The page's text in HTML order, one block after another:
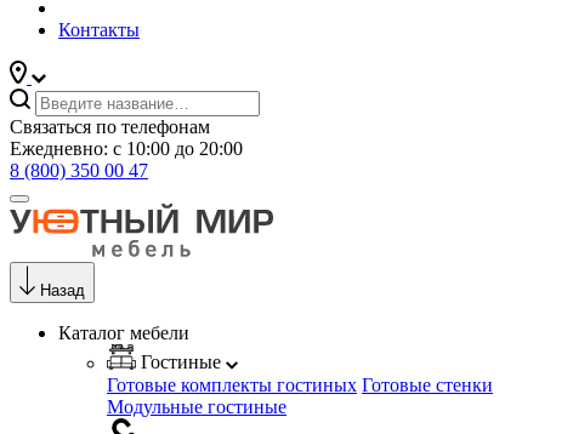
Контакты
Связаться по телефонам
Ежедневно: с 10:00 до 20:00
8 (800) 350 00 47
Назад
Каталог мебели
Гостиные
Готовые комплекты гостиных Готовые стенки
Модульные гостиные